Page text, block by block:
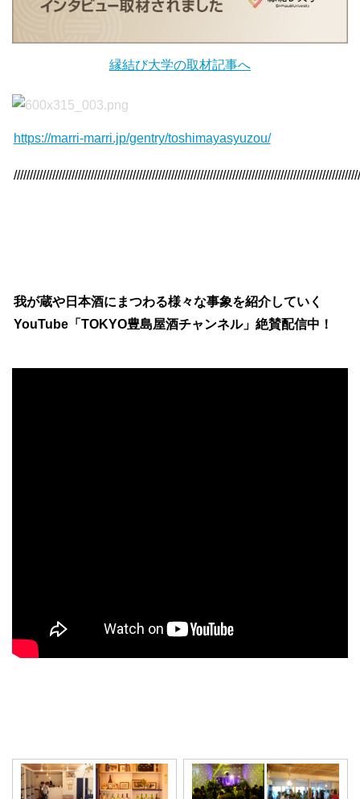
縁結び大学の取材記事へ
https://marri-marri.jp/gentry/toshimayasyuzou/
我が蔵や日本酒にまつわる様々な事象を紹介していく
YouTube「TOKYO豊島屋酒チャンネル」絶賛配信中！